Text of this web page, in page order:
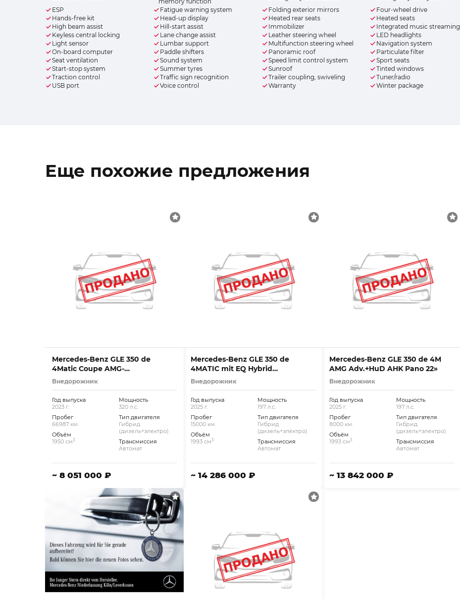
ESP
Fatigue warning system Folding exterior mirrors Four-wheel drive
Hands-free kit
Head-up display Heated rear seats Heated seats
High beam assist
Hill-start assist Immobilizer Integrated music streaming
Keyless central locking
Lane change assist Leather steering wheel LED headlights
Light sensor
Lumbar support Multifunction steering wheel Navigation system
On-board computer
Paddle shifters Panoramic roof Particulate filter
Seat ventilation
Sound system Speed limit control system Sport seats
Start-stop system
Summer tyres Sunroof Tinted windows
Traction control
Traffic sign recognition Trailer coupling, swiveling Tuner/radio
USB port
Voice control Warranty Winter package
Еще похожие предложения
Mercedes-Benz GLE 350 de
4Matic Coupe AMG-
Line*Panorama
Внедорожник
Год выпуска
2023 г.
Пробег
66987 км.
Объём
1950 см3
Мощность
320 л.с.
Тип двигателя
Гибрид
(дизель+электро)
Трансмиссия
Автомат
~ 8 051 000 ₽
Mercedes-Benz GLE 350 de
4MATIC mit EQ Hybrid
Technologie HUD
Внедорожник
Год выпуска
2025 г.
Пробег
15000 км.
Объём
1993 см3
Мощность
197 л.с.
Тип двигателя
Гибрид
(дизель+электро)
Трансмиссия
Автомат
~ 14 286 000 ₽
Mercedes-Benz GLE 350 de 4M
AMG Adv.+HuD AHK Pano 22»
Внедорожник
Год выпуска
2025 г.
Пробег
8000 км.
Объём
1993 см3
Мощность
197 л.с.
Тип двигателя
Гибрид
(дизель+электро)
Трансмиссия
Автомат
~ 13 842 000 ₽